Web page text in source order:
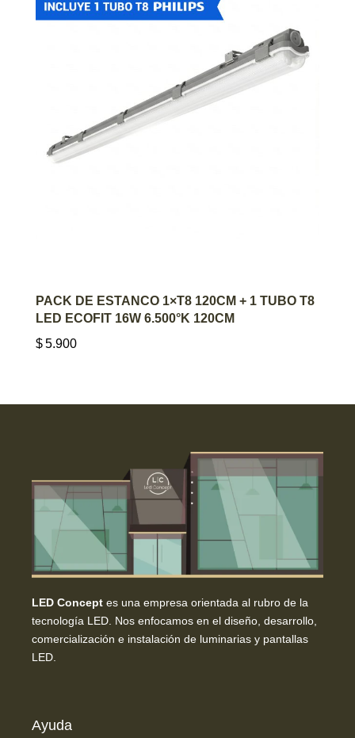
AGREGAR AL CARRITO
PACK DE ESTANCO 1×T8 120CM + 1 TUBO T8
LED ECOFIT 16W 6.500°K 120CM
$5.900
LED Concept es una empresa orientada al rubro de la
tecnología LED. Nos enfocamos en el diseño, desarrollo,
comercialización e instalación de luminarias y pantallas
LED.
Ayuda